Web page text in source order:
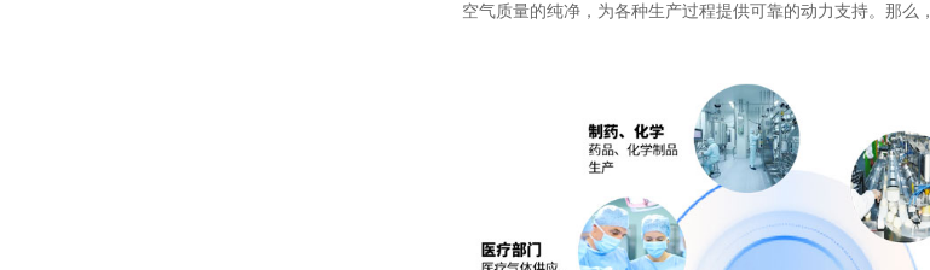
空气质量的纯净，为各种生产过程提供可靠的动力支持。那么，